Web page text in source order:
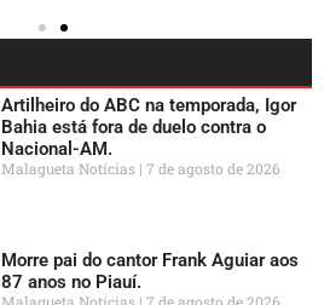
Artilheiro do ABC na temporada, Igor
Bahia está fora de duelo contra o
Nacional-AM.
Malagueta Notícias 7 de agosto de 2026
Morre pai do cantor Frank Aguiar aos
87 anos no Piauí.